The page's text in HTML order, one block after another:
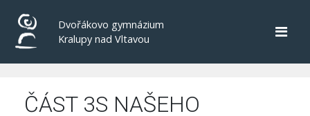
Dvořákovo gymnázium
Kralupy nad Vltavou
ČÁST 3S NAŠEHO